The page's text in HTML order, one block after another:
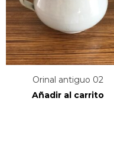
Orinal antiguo 02
Añadir al carrito